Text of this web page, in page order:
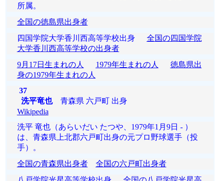
所属。
全国の徳島県出身者
四国学院大学香川西高等学校出身 全国の四国学院
大学香川西高等学校の出身者
9月17日生まれの人
1979年生まれの人
徳島県出
身の1979年生まれの人
37
洗平竜也青森県 六戸町 出身
Wikipedia
洗平 竜也（あらいだい たつや、1979年1月9日 - ）
は、青森県上北郡六戸町出身の元プロ野球選手（投
手）。
全国の青森県出身者
全国の六戸町出身者